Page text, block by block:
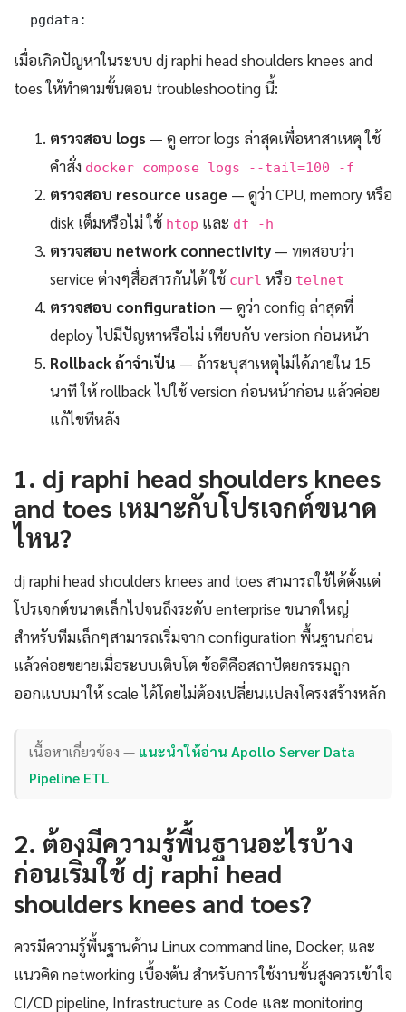
  pgdata:
เมื่อเกิดปัญหาในระบบ dj raphi head shoulders knees and
toes ให้ทำตามขั้นตอน troubleshooting นี้:
ตรวจสอบ logs — ดู error logs ล่าสุดเพื่อหาสาเหตุ ใช้
คำสั่ง docker compose logs --tail=100 -f
ตรวจสอบ resource usage — ดูว่า CPU, memory หรือ
disk เต็มหรือไม่ ใช้ htop และ df -h
ตรวจสอบ network connectivity — ทดสอบว่า
service ต่างๆสื่อสารกันได้ ใช้ curl หรือ telnet
ตรวจสอบ configuration — ดูว่า config ล่าสุดที่
deploy ไปมีปัญหาหรือไม่ เทียบกับ version ก่อนหน้า
Rollback ถ้าจำเป็น — ถ้าระบุสาเหตุไม่ได้ภายใน 15
นาที ให้ rollback ไปใช้ version ก่อนหน้าก่อน แล้วค่อย
แก้ไขทีหลัง
1. dj raphi head shoulders knees
and toes เหมาะกับโปรเจกต์ขนาด
ไหน?
dj raphi head shoulders knees and toes สามารถใช้ได้ตั้งแต่
โปรเจกต์ขนาดเล็กไปจนถึงระดับ enterprise ขนาดใหญ่
สำหรับทีมเล็กๆสามารถเริ่มจาก configuration พื้นฐานก่อน
แล้วค่อยขยายเมื่อระบบเติบโต ข้อดีคือสถาปัตยกรรมถูก
ออกแบบมาให้ scale ได้โดยไม่ต้องเปลี่ยนแปลงโครงสร้างหลัก
เนื้อหาเกี่ยวข้อง — แนะนำให้อ่าน Apollo Server Data
Pipeline ETL
2. ต้องมีความรู้พื้นฐานอะไรบ้าง
ก่อนเริ่มใช้ dj raphi head
shoulders knees and toes?
ควรมีความรู้พื้นฐานด้าน Linux command line, Docker, และ
แนวคิด networking เบื้องต้น สำหรับการใช้งานขั้นสูงควรเข้าใจ
CI/CD pipeline, Infrastructure as Code และ monitoring